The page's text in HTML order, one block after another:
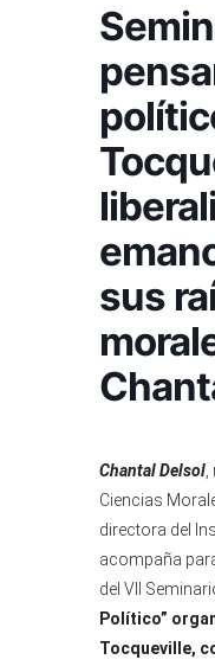
sus
Chantal Delsol
Ciencias
directora del
acompaña
del VII
Político”
Tocqueville,